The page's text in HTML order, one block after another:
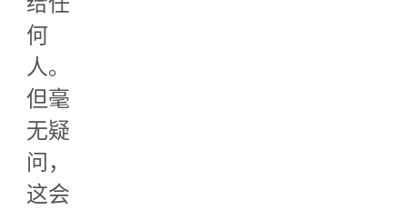
何
人。
但毫
无疑
问，
这会